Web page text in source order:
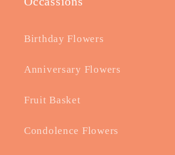
Birthday Flowers
Anniversary Flowers
Fruit Basket
Condolence Flowers